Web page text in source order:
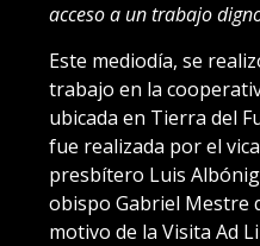
acceso a un trabajo
Este mediodía, se
trabajo en la
ubicada en Tierra del
fue realizada por el
presbítero Luis
obispo Gabriel Mestre
motivo de la Visita Ad